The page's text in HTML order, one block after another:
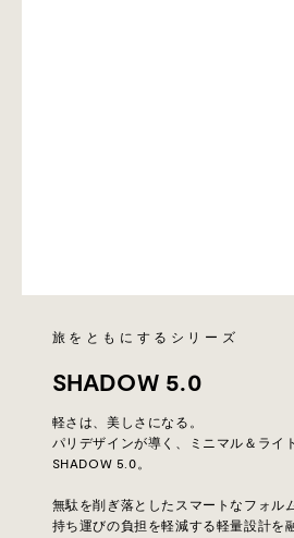
旅をともにするシリーズ
SHADOW 5.0
軽さは、美しさになる。
パリデザインが導く、ミニマル＆ライ
SHADOW 5.0。
無駄を削ぎ落としたスマートなフォル
持ち運びの負担を軽減する軽量設計を